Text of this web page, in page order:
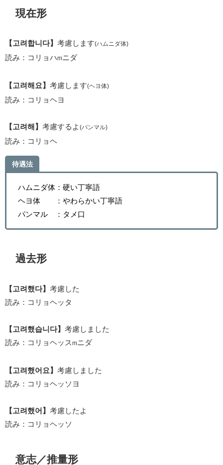
現在形
【고려합니다】 考慮します(ハムニダ体)
読み：コリョハmニダ
【고려해요】 考慮します(ヘヨ体)
読み：コリョヘヨ
【고려해】 考慮するよ (パンマル)
読み：コリョヘ
待遇法
ハムニダ体：硬い丁寧語
ヘヨ体 ：やわらかい丁寧語
パンマル ：タメ口
過去形
【고려했다】 考慮した
読み：コリョヘッタ
【고려했습니다】 考慮しました
読み：コリョヘッス m ニダ
【고려했어요】 考慮しました
読み：コリョヘッソヨ
【고려했어】 考慮したよ
読み：コリョヘッソ
意志／推量形